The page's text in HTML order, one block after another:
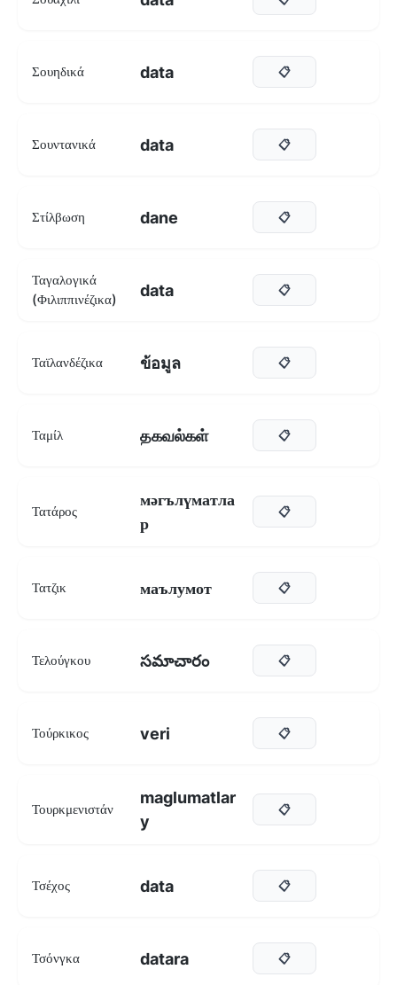
Σουηδικά data 📋
Σουντανικά data 📋
Στίλβωση dane 📋
Ταγαλογικά
(Φιλιππινέζικα)
data 📋
Ταϊλανδέζικα ข้อมูล 📋
Ταμίλ தகவல்கள் 📋
Τατάρος
мәгълүматла
р
📋
Τατζικ маълумот 📋
Τελούγκου సమాచారం 📋
Τούρκικος veri 📋
Τουρκμενιστάν
maglumatlar
y
📋
Τσέχος data 📋
Τσόνγκα datara 📋